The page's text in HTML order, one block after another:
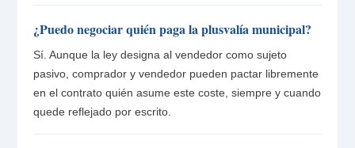
¿Puedo negociar quién paga la plusvalía municipal?
Sí. Aunque la ley designa al vendedor como sujeto
pasivo, comprador y vendedor pueden pactar libremente
en el contrato quién asume este coste, siempre y cuando
quede reflejado por escrito.